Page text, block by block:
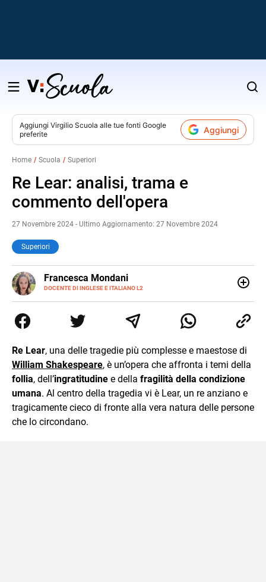
Salta
contenuto
Aggiungi Virgilio Scuola alle tue fonti Google
preferite
Aggiungi
Home Scuola Superiori
Re Lear: analisi, trama e
commento dell'opera
27 Novembre 2024 - Ultimo Aggiornamento: 27 Novembre 2024
Superiori
Francesca Mondani
DOCENTE DI INGLESE E ITALIANO L2
LINKEDIN
INSTAGRAM
secondaria di secondo grado. Mi occupo inoltre di
traduzioni, SEO Onsite e contenuti per il web. Amo i saggi
della sintesi.
Re Lear, una delle tragedie più complesse e maestose di
William Shakespeare, è un’opera che affronta i temi della
follia, dell’ingratitudine e della fragilità della condizione
umana. Al centro della tragedia vi è Lear, un re anziano e
tragicamente cieco di fronte alla vera natura delle persone
che lo circondano.